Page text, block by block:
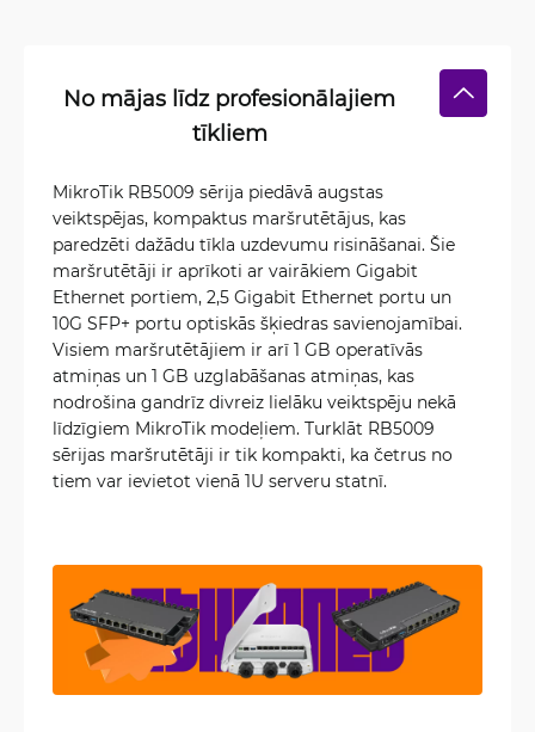
No mājas līdz profesionālajiem
tīkliem
MikroTik RB5009 sērija piedāvā augstas
veiktspējas, kompaktus maršrutētājus, kas
paredzēti dažādu tīkla uzdevumu risināšanai. Šie
maršrutētāji ir aprīkoti ar vairākiem Gigabit
Ethernet portiem, 2,5 Gigabit Ethernet portu un
10G SFP+ portu optiskās šķiedras savienojamībai.
Visiem maršrutētājiem ir arī 1 GB operatīvās
atmiņas un 1 GB uzglabāšanas atmiņas, kas
nodrošina gandrīz divreiz lielāku veiktspēju nekā
līdzīgiem MikroTik modeļiem. Turklāt RB5009
sērijas maršrutētāji ir tik kompakti, ka četrus no
tiem var ievietot vienā 1U serveru statnī.